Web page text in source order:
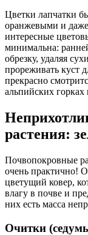
Цветки лапчатки
оранжевыми и даже
интересные
минимальна:
обрезку, удаляя
прореживать куст
прекрасно
альпийских
растения:
Почвопокровные
очень практично!
цветущий ковер,
влагу в почве и
них есть масса
Очитки